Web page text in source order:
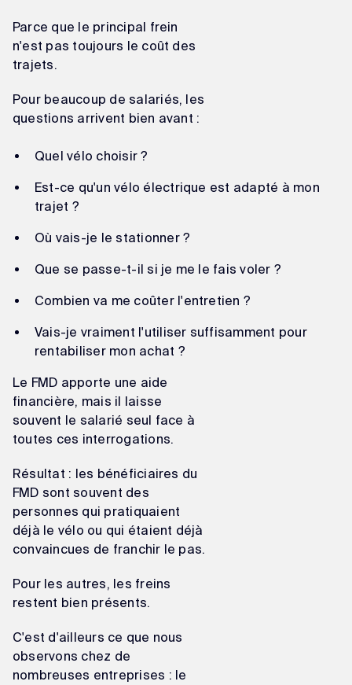
Parce que le principal frein
n'est pas toujours le coût des
trajets.
Pour beaucoup de salariés, les
questions arrivent bien avant :
Quel vélo choisir ?
Est-ce qu'un vélo électrique est adapté à mon
trajet ?
Où vais-je le stationner ?
Que se passe-t-il si je me le fais voler ?
Combien va me coûter l'entretien ?
Vais-je vraiment l'utiliser suffisamment pour
rentabiliser mon achat ?
Le FMD apporte une aide
financière, mais il laisse
souvent le salarié seul face à
toutes ces interrogations.
Résultat : les bénéficiaires du
FMD sont souvent des
personnes qui pratiquaient
déjà le vélo ou qui étaient déjà
convaincues de franchir le pas.
Pour les autres, les freins
restent bien présents.
C'est d'ailleurs ce que nous
observons chez de
nombreuses entreprises : le